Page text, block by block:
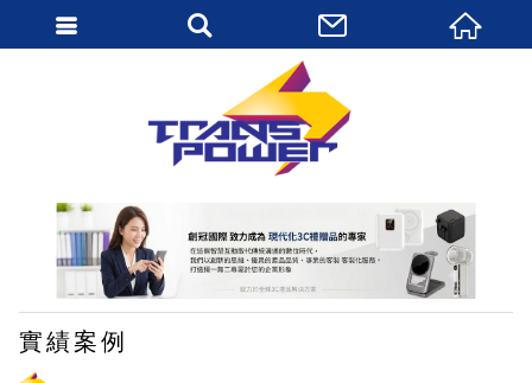
實績案例
繁體中文